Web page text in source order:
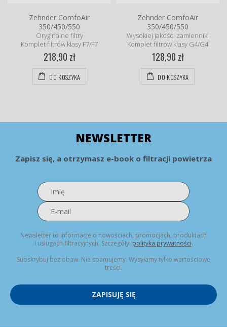
Zehnder ComfoAir
350/450/550
Oryginalne filtry
Komplet filtrów klasy F7/F7
218,90 zł
DO KOSZYKA
Zehnder ComfoAir
350/450/550
Wysokiej jakości zamienniki
Komplet filtrów klasy G4/G4
128,90 zł
DO KOSZYKA
NEWSLETTER
Zapisz się, a otrzymasz e-book o filtracji powietrza
Newsletter to informacje o nowościach, promocjach, produktach
i usługach filtracyjnych. Szczegóły: polityka prywatności.
Subskrybuj bez obaw. Nie spamujemy. Wysyłamy tylko wartościowe
treści.
ZAPISUJĘ SIĘ